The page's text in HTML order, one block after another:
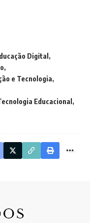
Digital
e Tecnologia
Educacional